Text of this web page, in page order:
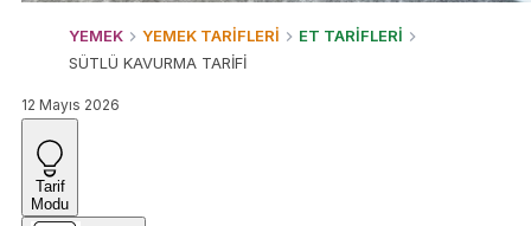
YEMEK YEMEK TARİFLERİ
ET TARİFLERİ
SÜTLÜ KAVURMA TARİFİ
12 Mayıs 2026
Tarif
Modu